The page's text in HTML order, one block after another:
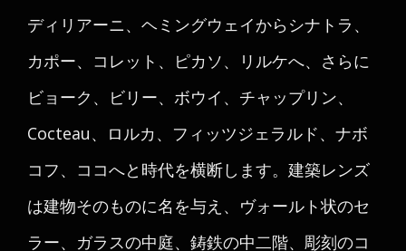
ディリアーニ、ヘミングウェイからシナトラ、
カポー、コレット、ピカソ、リルケへ、さらに
ビョーク、ビリー、ボウイ、チャップリン、
Cocteau、ロルカ、フィッツジェラルド、ナボ
コフ、ココへと時代を横断します。建築レンズ
は建物そのものに名を与え、ヴォールト状のセ
ラー、ガラスの中庭、鋳鉄の中二階、彫刻のコ